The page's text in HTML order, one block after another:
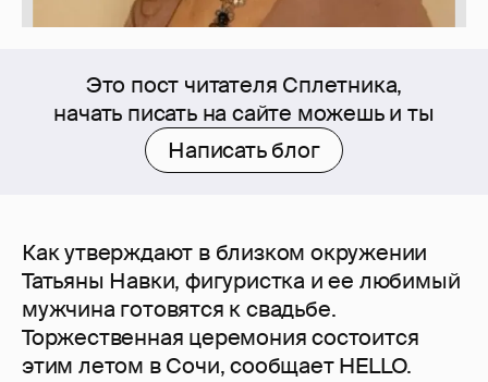
Это пост читателя Сплетника,
начать писать на сайте можешь и ты
Написать блог
Как утверждают в близком окружении
Татьяны Навки, фигуристка и ее любимый
мужчина готовятся к свадьбе.
Торжественная церемония состоится
этим летом в Сочи, сообщает HELLO.